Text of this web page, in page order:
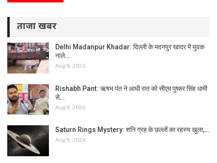
ताजा खबर
Delhi Madanpur Khadar: दिल्ली के मदनपुर खादर में युवक
नाले…
Aug 8, 2026
Rishabh Pant: ऋषभ पंत ने आधी रात को सीएम पुष्कर सिंह धामी
से…
Aug 8, 2026
Saturn Rings Mystery: शनि ग्रह के छल्लों का रहस्य खुला,…
Aug 8, 2026